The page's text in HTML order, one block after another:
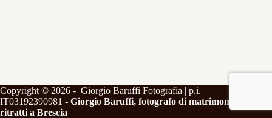
Copyright © 2026 - Giorgio Baruffi Fotografia | p.i.
IT03192390981 - Giorgio Baruffi, fotografo di matrimoni e
ritratti a Brescia